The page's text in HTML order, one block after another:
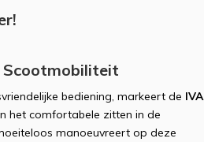
Scootmobiliteit
bediening, markeert de IVA
het comfortabele zitten in de
manoeuvreert op deze